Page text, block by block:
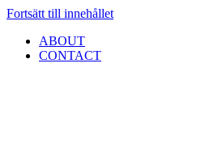
Fortsätt till innehållet
ABOUT
CONTACT